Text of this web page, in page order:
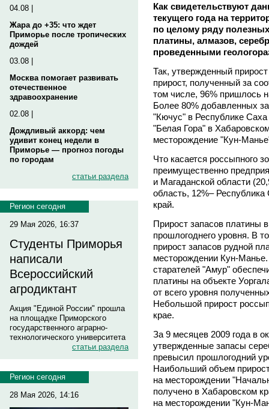
04.08 |
Жара до +35: что ждет
Приморье после тропических
дождей
03.08 |
Москва помогает развивать
отечественное
здравоохранение
02.08 |
Дождливый аккорд: чем
удивит конец недели в
Приморье — прогноз погоды
по городам
статьи раздела
Регион сегодня
29 Мая 2026, 16:37
Студенты Приморья
написали
Всероссийский
агродиктант
Акция "Единой России" прошла
на площадке Приморского
государственного аграрно-
технологического университета
статьи раздела
Регион сегодня
28 Мая 2026, 14:16
Как свидетельствуют
текущего года на
по целому ряду
платины, алмазов,
проведенными
Так, утвержденный
прирост, полученный за
том числе, 96% пришлось
Более 80% добавленных
"Кючус" в Республике
"Белая Гора" в
месторождение "Кун-
Что касается россыпного
преимущественно
и Магаданской области
область, 12%–
край.
Прирост запасов платины в
прошлогоднего уровня. В
прирост запасов рудной
месторождении Кун-
старателей "Амур"
платины на объекте
от всего уровня
Небольшой прирост
крае.
За 9 месяцев 2009 года в
утвержденные запасы
превысил прошлогодний
Наибольший объем
на месторождении
получено в Хабаровском
на месторождении "Кун-